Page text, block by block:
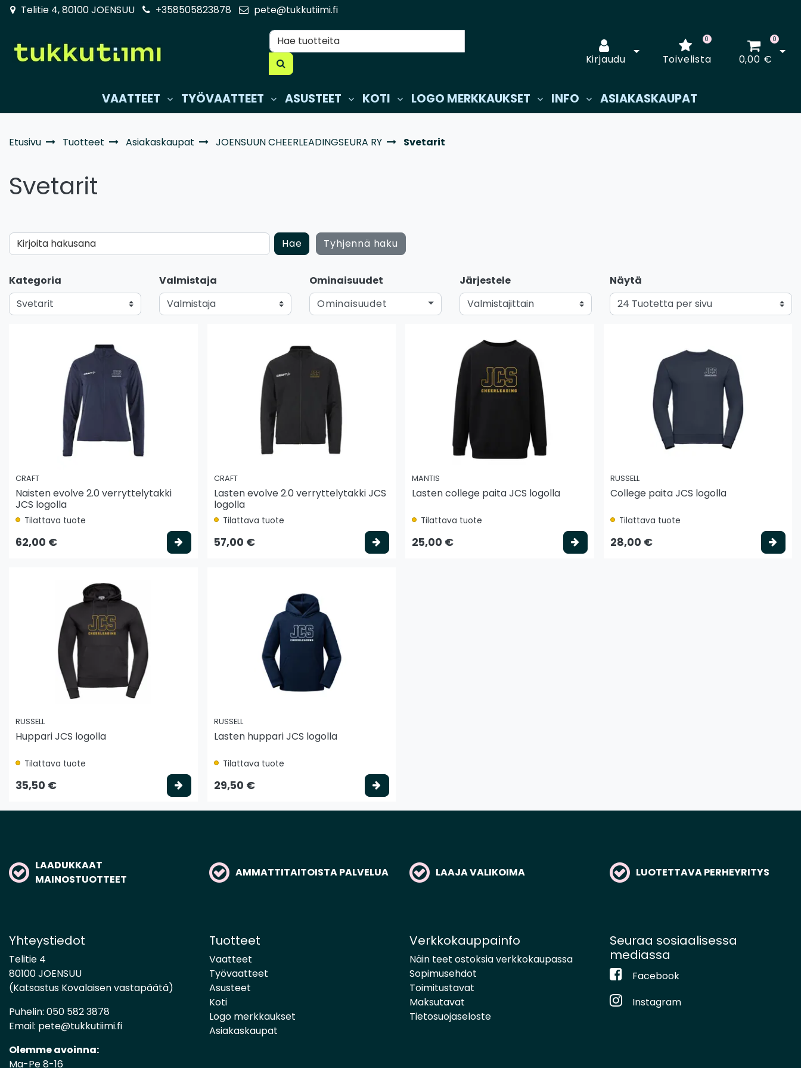
Siirry pääsisältöön
Telitie 4, 80100 JOENSUU +358505823878 pete@tukkutiimi.fi
Kirjaudu
Avaa kirjautuminen
Toivelista
0 0
0,00 €
VAATTEET TYÖVAATTEET ASUSTEET KOTI LOGO MERKKAUKSET INFO ASIAKASKAUPAT
Etusivu Tuotteet Asiakaskaupat JOENSUUN CHEERLEADINGSEURA RY Svetarit
Svetarit
Kirjoita hakusana Hae Tyhjennä haku
Kategoria Valmistaja
Ominaisuudet
Ominaisuudet
Järjestele Näytä
CRAFT
Naisten evolve 2.0 verryttelytakki
JCS logolla
Tilattava tuote
62,00 € Valitse vaihtoehto
CRAFT
Lasten evolve 2.0 verryttelytakki JCS
logolla
Tilattava tuote
57,00 € Valitse vaihtoehto
MANTIS
Lasten college paita JCS logolla
Tilattava tuote
25,00 € Valitse vaihtoehto
RUSSELL
College paita JCS logolla
Tilattava tuote
28,00 €
RUSSELL
Huppari JCS logolla
Tilattava tuote
35,50 € Valitse vaihtoehto
RUSSELL
Lasten huppari JCS logolla
Tilattava tuote
29,50 €
LAADUKKAAT
MAINOSTUOTTEET
AMMATTITAITOISTA PALVELUA LAAJA VALIKOIMA LUOTETTAVA PERHEYRITYS
Yhteystiedot
Telitie 4
80100 JOENSUU
(Katsastus Kovalaisen vastapäätä)
Puhelin: 050 582 3878
Email: pete@tukkutiimi.fi
Olemme avoinna:
Ma-Pe 8-16
Tuotteet
Vaatteet
Työvaatteet
Asusteet
Koti
Logo merkkaukset
Asiakaskaupat
Verkkokauppainfo
Näin teet ostoksia verkkokaupassa
Sopimusehdot
Toimitustavat
Maksutavat
Tietosuojaseloste
Seuraa sosiaalisessa
mediassa
Facebook
Instagram